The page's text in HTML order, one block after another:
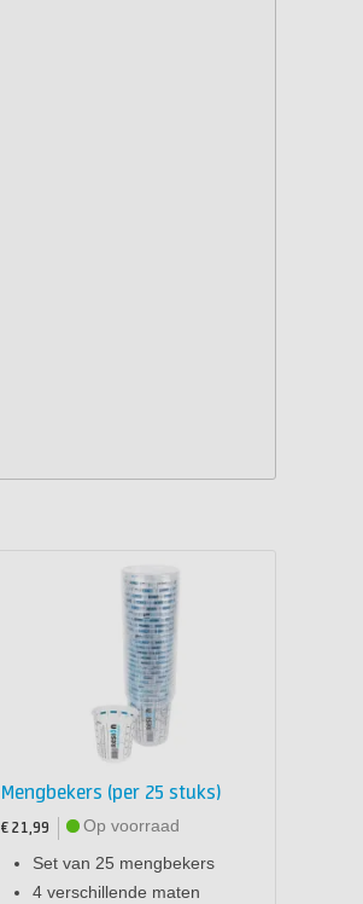
Mengbekers (per 25 stuks)
€ 21,99
Op voorraad
Set van 25 mengbekers
4 verschillende maten